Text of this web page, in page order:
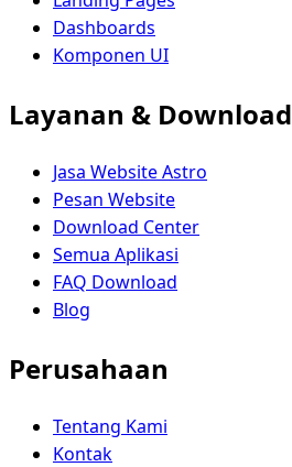
Dashboards
Komponen UI
Layanan & Download
Jasa Website Astro
Pesan Website
Download Center
Semua Aplikasi
FAQ Download
Blog
Perusahaan
Tentang Kami
Kontak